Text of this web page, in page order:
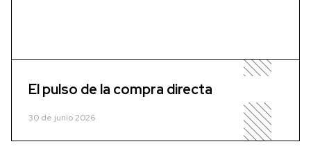
El pulso de la compra directa
30 de junio 2026